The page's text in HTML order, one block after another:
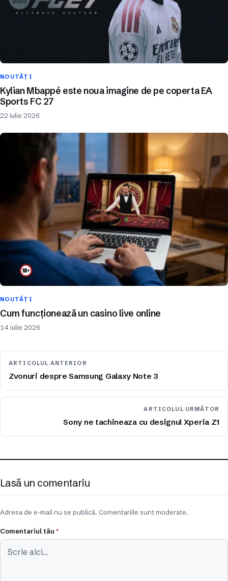
NOUTĂȚI
Kylian Mbappé este noua imagine de pe coperta EA
Sports FC 27
22 iulie 2026
NOUTĂȚI
Cum funcționează un casino live online
14 iulie 2026
ARTICOLUL ANTERIOR
Zvonuri despre Samsung Galaxy Note 3
ARTICOLUL URMĂTOR
Sony ne tachineaza cu designul Xperia Z1
Lasă un comentariu
Adresa de e-mail nu se publică. Comentariile sunt moderate.
Comentariul tău *